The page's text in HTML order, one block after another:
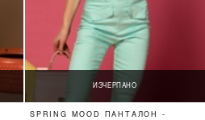
ИЗЧЕРПАНО
SPRING MOOD ПАНТАЛОН -